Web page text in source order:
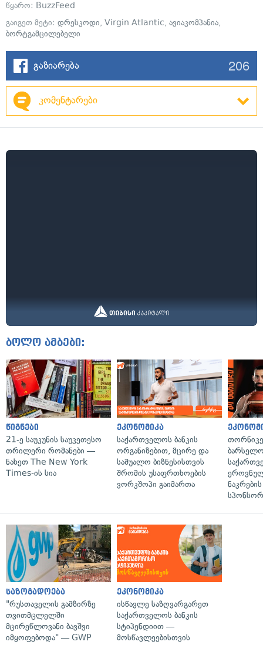
წყარო: BuzzFeed
გაიგეთ მეტი: დრესკოდი, Virgin Atlantic, ავიაკომპანია,
ბორტგამცილებელი
გაზიარება 206
კომენტარები
ბოლო ამბები:
წიგნები
21-ე საუკუნის საუკეთესო
თრილერი რომანები —
ნახეთ The New York
Times-ის სია
ეკონომიკა
საქართველოს ბანკის
ორგანიზებით, მცირე და
საშუალო ბიზნესისთვის
შრომის უსაფრთხოების
ვორკშოპი გაიმართა
საზოგადოება
"რუსთაველის გამზირზე
თვითმცლელში
მცირეწლოვანი ბავშვი
იმყოფებოდა" — GWP
ეკონომიკა
ისწავლე საზღვარგარეთ
საქართველოს ბანკის
სტიპენდიით —
მოსწავლეებისთვის